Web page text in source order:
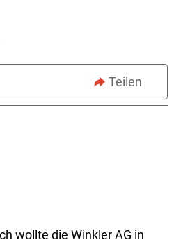
Teilen
wollte die Winkler AG in